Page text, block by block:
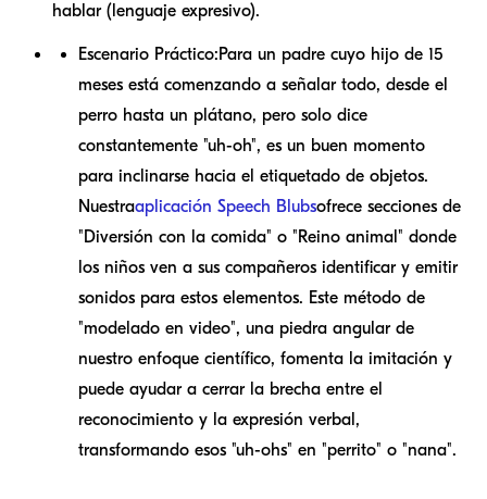
hablar (lenguaje expresivo).
Escenario Práctico:Para un padre cuyo hijo de 15
meses está comenzando a señalar todo, desde el
perro hasta un plátano, pero solo dice
constantemente "uh-oh", es un buen momento
para inclinarse hacia el etiquetado de objetos.
Nuestraaplicación Speech Blubsofrece secciones de
"Diversión con la comida" o "Reino animal" donde
los niños ven a sus compañeros identificar y emitir
sonidos para estos elementos. Este método de
"modelado en video", una piedra angular de
nuestro enfoque científico, fomenta la imitación y
puede ayudar a cerrar la brecha entre el
reconocimiento y la expresión verbal,
transformando esos "uh-ohs" en "perrito" o "nana".